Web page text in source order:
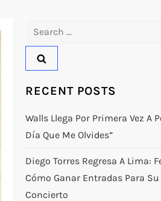
RECENT POSTS
Walls Llega Por Primera Vez A
Día Que Me Olvides”
Diego Torres Regresa A Lima:
Cómo Ganar Entradas Para Su
Concierto